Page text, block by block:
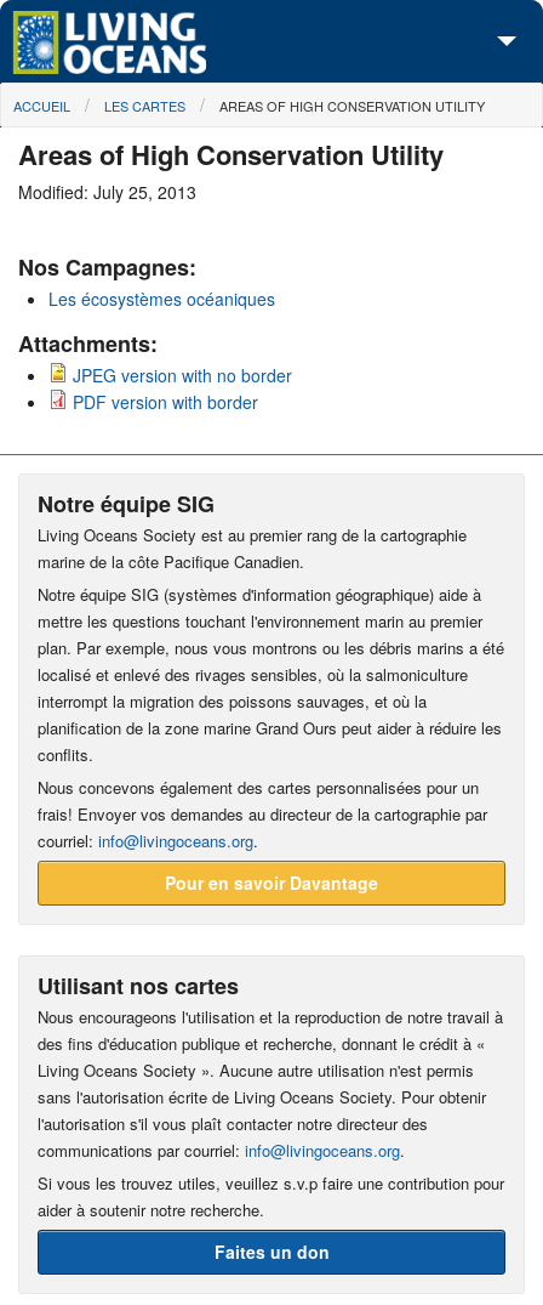
Skip to main content
À propos de nous
Nos campagnes
Les Cartes
You are here
ACCUEIL LES CARTES AREAS OF HIGH CONSERVATION UTILITY
Areas of High Conservation Utility
Modified: July 25, 2013
Nos Campagnes:
Les écosystèmes océaniques
Attachments:
JPEG version with no border
PDF version with border
Notre équipe SIG
Living Oceans Society est au premier rang de la cartographie
marine de la côte Pacifique Canadien.
Notre équipe SIG (systèmes d'information géographique) aide à
mettre les questions touchant l'environnement marin au premier
plan. Par exemple, nous vous montrons ou les débris marins a été
localisé et enlevé des rivages sensibles, où la salmoniculture
interrompt la migration des poissons sauvages, et où la
planification de la zone marine Grand Ours peut aider à réduire les
conflits.
Nous concevons également des cartes personnalisées pour un
frais! Envoyer vos demandes au directeur de la cartographie par
courriel: info@livingoceans.org.
Pour en savoir Davantage
Utilisant nos cartes
Nous encourageons l'utilisation et la reproduction de notre travail à
des fins d'éducation publique et recherche, donnant le crédit à «
Living Oceans Society ». Aucune autre utilisation n'est permis
sans l'autorisation écrite de Living Oceans Society. Pour obtenir
l'autorisation s'il vous plaît contacter notre directeur des
communications par courriel: info@livingoceans.org.
Si vous les trouvez utiles, veuillez s.v.p faire une contribution pour
aider à soutenir notre recherche.
Faites un don